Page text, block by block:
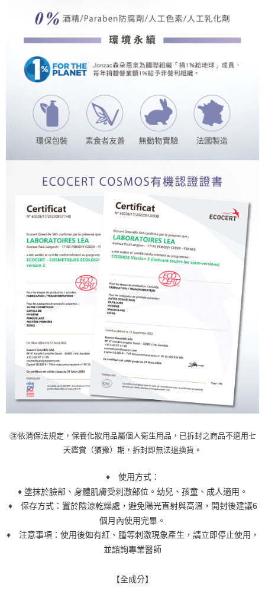
㊟依消保法規定，保養化妝用品屬個人衛生用品，已拆封之商品不適用七
天鑑賞（猶豫）期，拆封即無法退換貨。
♦使用方式：
♦塗抹於臉部、身體肌膚受刺激部位。幼兒、孩童、成人適用。
♦保存方式：置於陰涼乾燥處，避免陽光直射與高溫，開封後建議6
個月內使用完畢。
♦注意事項：使用後如有紅、腫等刺激現象產生，請立即停止使用，
並諮詢專業醫師
【全成分】